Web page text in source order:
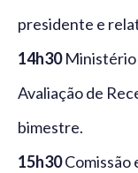
presidente e
14h30Ministério
Avaliação de
bimestre.
15h30Comissão